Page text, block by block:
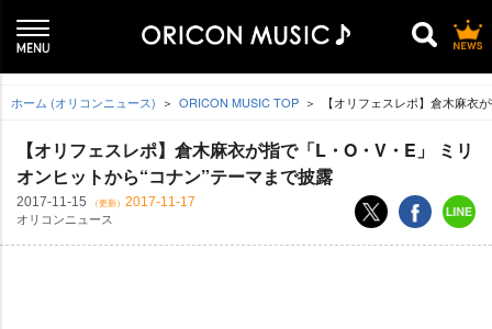
ホーム (オリコンニュース) ORICON MUSIC TOP 【オリフェスレポ】倉木麻衣
【オリフェスレポ】倉木麻衣が指で「L・O・V・E」 ミリ
オンヒットから“コナン”テーマまで披露
2017-11-15 （更新） 2017-11-17
オリコンニュース